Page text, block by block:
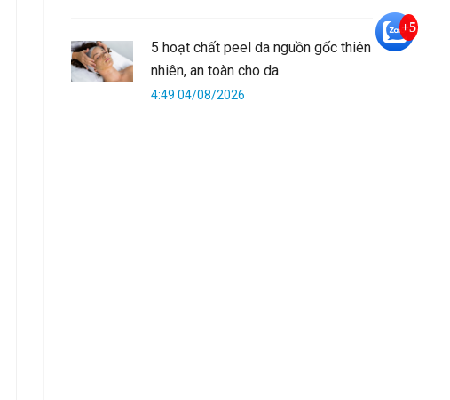
5 hoạt chất peel da nguồn gốc thiên
nhiên, an toàn cho da
4:49 04/08/2026
+5